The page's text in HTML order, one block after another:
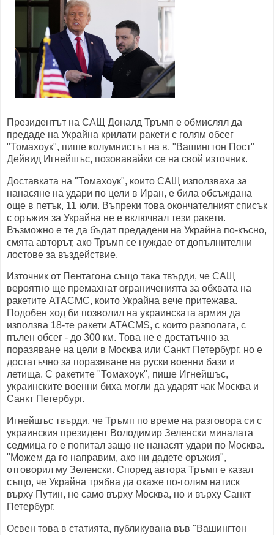
Президентът на САЩ Доналд Тръмп е обмислял да
предаде на Украйна крилати ракети с голям обсег
"Томахоук", пише колумнистът на в. "Вашингтон Пост"
Дейвид Игнейшъс, позовавайки се на свой източник.
Доставката на "Томахоук", които САЩ използваха за
нанасяне на удари по цели в Иран, е била обсъждана
още в петък, 11 юли. Въпреки това окончателният списък
с оръжия за Украйна не е включвал тези ракети.
Възможно е те да бъдат предадени на Украйна по-късно,
смята авторът, ако Тръмп се нуждае от допълнителни
лостове за въздействие.
Източник от Пентагона също така твърди, че САЩ
вероятно ще премахнат ограниченията за обхвата на
ракетите АТАСМС, които Украйна вече притежава.
Подобен ход би позволил на украинската армия да
използва 18-те ракети ATACMS, с които разполага, с
пълен обсег - до 300 км. Това не е достатъчно за
поразяване на цели в Москва или Санкт Петербург, но е
достатъчно за поразяване на руски военни бази и
летища. С ракетите "Томахоук", пише Игнейшъс,
украинските военни биха могли да ударят чак Москва и
Санкт Петербург.
Игнейшъс твърди, че Тръмп по време на разговора си с
украинския президент Володимир Зеленски миналата
седмица го е попитал защо не нанасят удари по Москва.
"Можем да го направим, ако ни дадете оръжия",
отговорил му Зеленски. Според автора Тръмп е казал
също, че Украйна трябва да окаже по-голям натиск
върху Путин, не само върху Москва, но и върху Санкт
Петербург.
Освен това в статията, публикувана във "Вашингтон